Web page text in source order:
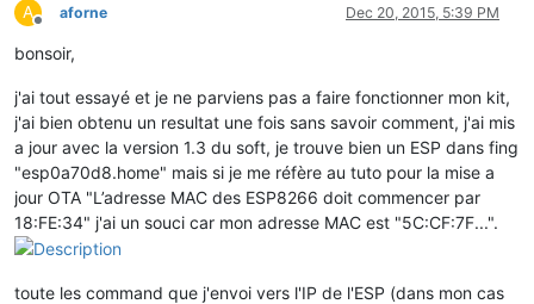
A
Offline
aforne Dec 20, 2015, 5:39 PM
bonsoir,
j'ai tout essayé et je ne parviens pas a faire fonctionner mon kit,
j'ai bien obtenu un resultat une fois sans savoir comment, j'ai mis
a jour avec la version 1.3 du soft, je trouve bien un ESP dans fing
"esp0a70d8.home" mais si je me réfère au tuto pour la mise a
jour OTA "L’adresse MAC des ESP8266 doit commencer par
18:FE:34" j'ai un souci car mon adresse MAC est "5C:CF:7F...".
toute les command que j'envoi vers l'IP de l'ESP (dans mon cas